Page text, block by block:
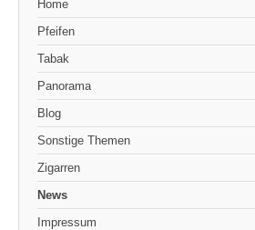
Home
Pfeifen
Tabak
Panorama
Blog
Sonstige Themen
Zigarren
News
Impressum